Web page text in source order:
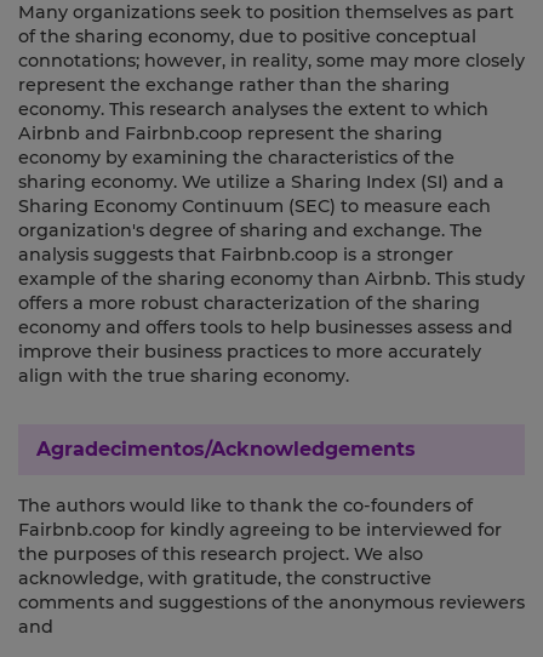
Many organizations seek to position themselves as part
of the sharing economy, due to positive conceptual
connotations; however, in reality, some may more closely
represent the exchange rather than the sharing
economy. This research analyses the extent to which
Airbnb and Fairbnb.coop represent the sharing
economy by examining the characteristics of the
sharing economy. We utilize a Sharing Index (SI) and a
Sharing Economy Continuum (SEC) to measure each
organization's degree of sharing and exchange. The
analysis suggests that Fairbnb.coop is a stronger
example of the sharing economy than Airbnb. This study
offers a more robust characterization of the sharing
economy and offers tools to help businesses assess and
improve their business practices to more accurately
align with the true sharing economy.
Agradecimentos/Acknowledgements
The authors would like to thank the co-founders of
Fairbnb.coop for kindly agreeing to be interviewed for
the purposes of this research project. We also
acknowledge, with gratitude, the constructive
comments and suggestions of the anonymous reviewers
and